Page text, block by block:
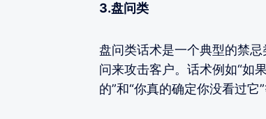
3.盘问类
盘问类话术是一个典型的禁
问来攻击客户。话术例如“如
的”和“你真的确定你没看过它”